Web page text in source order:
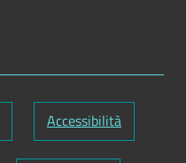
Accessibilità